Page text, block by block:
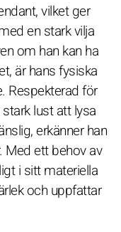
vilket ger
en stark vilja
om han kan ha
är hans fysiska
Respekterad för
lust att lysa
erkänner han
Med ett behov av
i sitt materiella
och uppfattar